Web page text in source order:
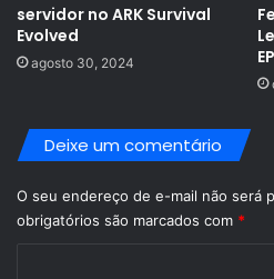
servidor no ARK Survival
Evolved
agosto 30, 2024
EP
Deixe um comentário
O seu endereço de e-mail não será
obrigatórios são marcados com *